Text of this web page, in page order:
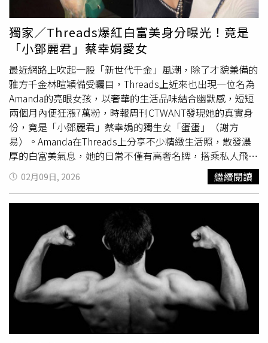
算，希望院方能提供合理說明與協助。濱州市衛生健康委員
會表示，已於2月24日接獲陳情並啟動調查程序，建議家屬
可透過醫療糾紛調解委員會申請專業鑑定，或循司法途徑維
護權益，目前尚未有最終結論。涉事醫院則引用《中国产科
超聲檢查指南（2019）》指出，Ⅲ級超音波篩檢項目中，
雙手雙足及關節活動並非系統性強制檢查範圍，並強調將依
法配合後續調查與處理。法律專家分析，醫療機構是否須負
擔賠償責任，關鍵在於是否存在醫療過失及其與結果間的因
果關係。若因檢查技術限制無法辨識異常，且已善盡告知義
務，可能不構成過失；但若未依醫療常規進行必要觀察或未
充分說明風險，則可能涉及醫療疏失。後續若進入訴訟程
序，仍須透過司法鑑定釐清責任歸屬。專家亦指出，產前檢
查目的在於及早篩查孕期風險與胎兒發育狀況，包括早期確
認子宮內妊娠與染色體風險評估，中期進行胎兒結構篩檢，
以及後期胎心監測與胎位評估等，皆為降低孕產風險的重要
措施。本案後續發展仍有待主管機關調查結果進一步說明。
獨家／Threads爆紅白富美身分曝光！竟是
「小鄧麗君」蔡幸娟愛女
最近網路上吹起一股「新世代千金」風潮，除了才貌兼備的
雅方千金林暄穎備受矚目，Threads上近來也出現一位名為
Amanda的亮眼女孩，以奢華的生活品味結合幽默感，短短
兩個月內便狂漲7萬粉，時報周刊CTWANT發現她的真實身
份，竟是「小鄧麗君」蔡幸娟的獨生女「蛋蛋」（謝方
易）。Amanda在Threads上分享不少精緻生活照，散發濃
厚的白富美氣息，她的日常不僅有高奢名牌，搭乘私人飛
機、環遊世界的頂級生活場景。（圖／翻攝自Amanda
Threads）Amanda在去年12月開始用threads分享精緻生
活，不乏私人飛機、環遊世界等，比起她身上的梵克雅寶、
chanel等高奢品牌，她分享的頂端生活方式及奢華場景，完
全打破一般人的想像，彷彿在看另一個平行世界。儘管出身
富貴，Amanda卻沒有傲慢氣息，反而以幽默自嘲圈粉，
Amanda不是單純炫富，她的發文帶著幽默，像是自嘲「媽
媽差點把我扁成畸形兒」、「媽媽說養我一隻猴子已經很累
了」。在享受優渥生活的同時，她也展現高度的感恩之心，
發文感謝媽媽，「感恩自己很會投胎」，並分享受媽媽時常
行善的影響、讓她在高架橋幫助困境母女的暖舉。此外，
Amanda也透露自己正積極準備金融證照考試，展現為人生
02月09日, 2026 繼續閱讀